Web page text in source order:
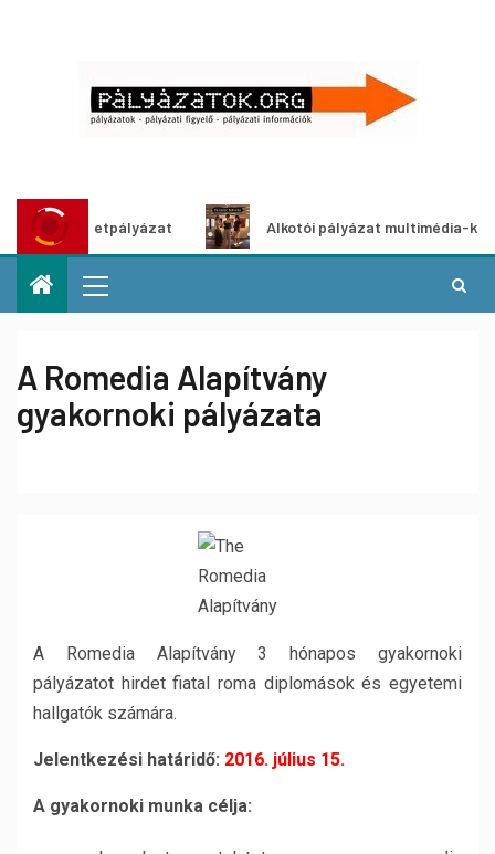
ötletpályázat Alkotói pályázat multimédia-
A Romedia Alapítvány
gyakornoki pályázata
A Romedia Alapítvány 3 hónapos gyakornoki
pályázatot hirdet fiatal roma diplomások és egyetemi
hallgatók számára.
Jelentkezési határidő: 2016. július 15.
A gyakornoki munka célja: